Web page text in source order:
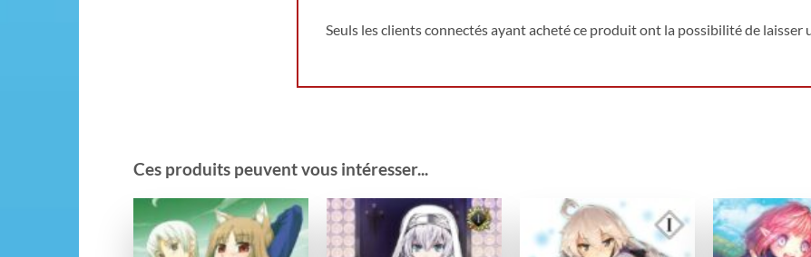
Seuls les clients connectés ayant acheté ce produit ont la possibilité de laisser
Ces produits peuvent vous intéresser...
Ajouter
Ajouter
Ajouter